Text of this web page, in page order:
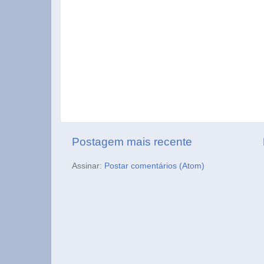
Postagem mais recente
Assinar: Postar comentários (Atom)